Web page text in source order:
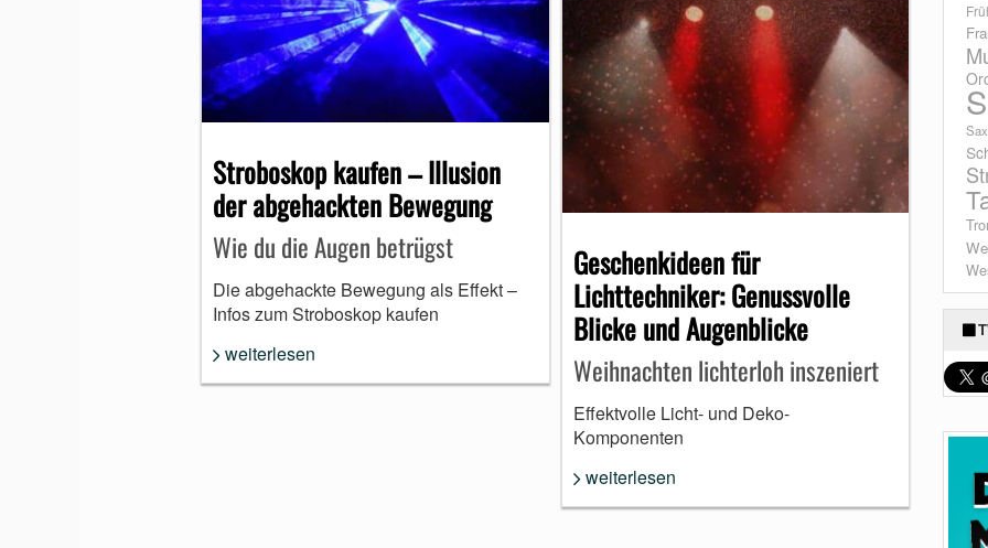
Stroboskop kaufen – Illusion
der abgehackten Bewegung
Wie du die Augen betrügst
Die abgehackte Bewegung als Effekt –
Infos zum Stroboskop kaufen
weiterlesen
Geschenkideen für
Lichttechniker: Genussvolle
Blicke und Augenblicke
Weihnachten lichterloh inszeniert
Effektvolle Licht- und Deko-
Komponenten
weiterlesen